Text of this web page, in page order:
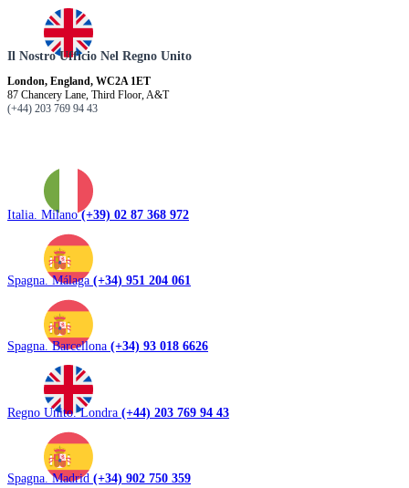
Il Nostro Ufficio Nel Regno Unito
London, England, WC2A 1ET
87 Chancery Lane, Third Floor, A&T
(+44) 203 769 94 43
Italia. Milano(+39) 02 87 368 972
Spagna. Málaga (+34) 951 204 061
Spagna. Barcellona (+34) 93 018 6626
Regno Unito. Londra (+44) 203 769 94 43
Spagna. Madrid (+34) 902 750 359